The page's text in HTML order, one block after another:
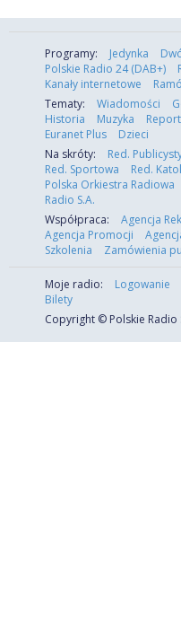
Programy: Jedynka
Polskie Radio 24 (DAB+)
Kanały internetowe
Tematy:
Wiadomości
Historia
Muzyka
Euranet Plus
Dzieci
Na skróty:
Red.
Red. Sportowa
Red.
Polska Orkiestra Radiowa
Radio S.A.
Współpraca:
Agencja
Agencja Promocji
Szkolenia
Zamówienia
Moje radio: Logowanie
Bilety
Copyright © Polskie Radio